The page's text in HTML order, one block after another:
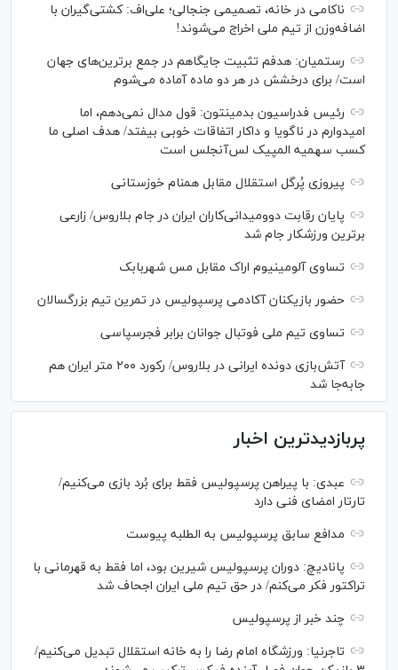
ناکامی در خانه، تصمیمی جنجالی؛ علی‌اف: کشتی‌گیران با
اضافه‌وزن از تیم ملی اخراج می‌شوند!
رستمیان: هدفم تثبیت جایگاهم در جمع برترین‌های جهان
است/ برای درخشش در هر دو ماده آماده می‌شوم
رئیس فدراسیون بدمینتون: قول مدال نمی‌دهم، اما
امیدوارم در ناگویا و داکار اتفاقات خوبی بیفتد/ هدف اصلی ما
کسب سهمیه المپیک لس‌آنجلس است
پیروزی پُرگل استقلال مقابل همنام خوزستانی
پایان رقابت دوومیدانی‌کاران ایران در جام بلاروس/ زارعی
برترین ورزشکار جام شد
تساوی آلومینیوم اراک مقابل مس شهربابک
حضور بازیکنان آکادمی پرسپولیس در تمرین تیم بزرگسالان
تساوی تیم ملی فوتبال جوانان برابر فجرسپاسی
آتش‌بازی دونده ایرانی در بلاروس/ رکورد ۲۰۰ متر ایران هم
جابه‌جا شد
پربازدیدترین اخبار
عبدی: با پیراهن پرسپولیس فقط برای بُرد بازی می‌کنیم/
تارتار امضای فنی دارد
مدافع سابق پرسپولیس به الطلبه پیوست
پانادیچ: دوران پرسپولیس شیرین بود، اما فقط به قهرمانی با
تراکتور فکر می‌کنم/ در حق تیم ملی ایران اجحاف شد
چند خبر از پرسپولیس
تاجرنیا: ورزشگاه امام رضا را به خانه استقلال تبدیل می‌کنیم/